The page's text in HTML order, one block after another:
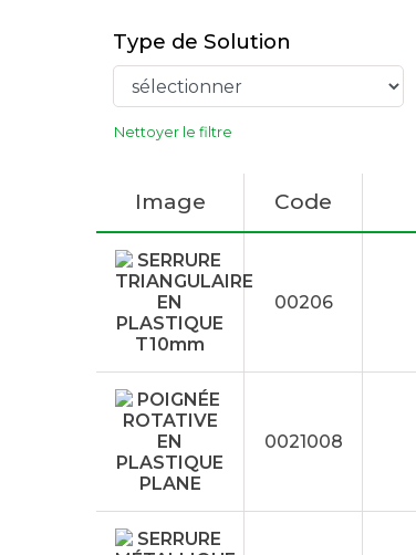
Type de Solution
Nettoyer le filtre
Image Code
00206
0021008